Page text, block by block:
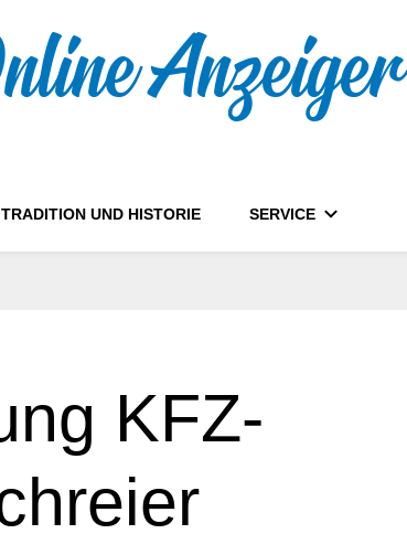
Anzeiger
TRADITION UND HISTORIE SERVICE
KFZ-